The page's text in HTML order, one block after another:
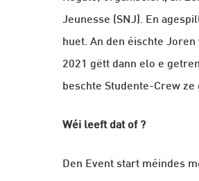
Jeunesse (SNJ). En
huet. An den éischte
2021 gëtt dann elo e
beschte Studente-Crew ze
Wéi leeft dat of ?
Den Event start méindes